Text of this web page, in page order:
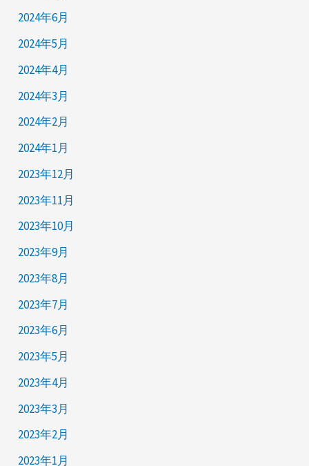
2024年6月
2024年5月
2024年4月
2024年3月
2024年2月
2024年1月
2023年12月
2023年11月
2023年10月
2023年9月
2023年8月
2023年7月
2023年6月
2023年5月
2023年4月
2023年3月
2023年2月
2023年1月